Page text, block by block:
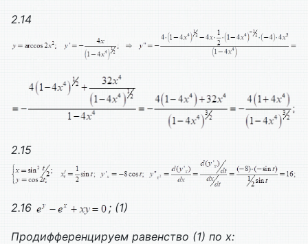
2.14
2.15
2.16 ; (1)
Продифференцируем равенство (1) по х: